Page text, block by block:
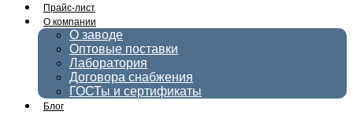
Прайс-лист
О компании
О заводе
Оптовые поставки
Лаборатория
Договора снабжения
ГОСТы и сертификаты
Блог